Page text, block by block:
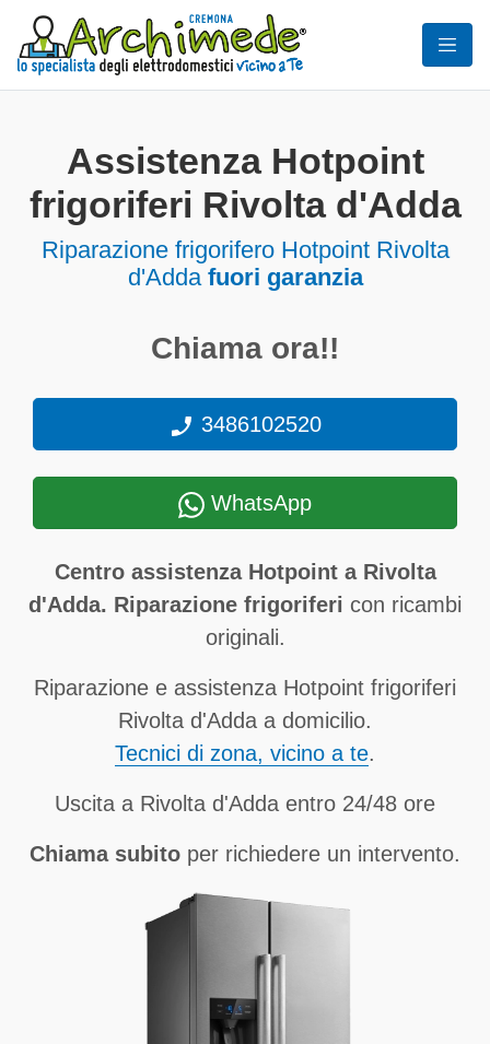
Assistenza Hotpoint
frigoriferi Rivolta d'Adda
Riparazione frigorifero Hotpoint Rivolta
d'Adda fuori garanzia
Chiama ora!!
3486102520
WhatsApp
Centro assistenza Hotpoint a Rivolta
d'Adda. Riparazione frigoriferi con ricambi
originali.
Riparazione e assistenza Hotpoint frigoriferi
Rivolta d'Adda a domicilio.
Tecnici di zona, vicino a te.
Uscita a Rivolta d'Adda entro 24/48 ore
Chiama subito per richiedere un intervento.